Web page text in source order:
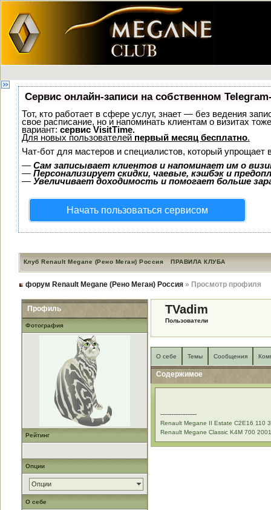
Сервис онлайн-записи на собственном
Тот, кто работает в сфере услуг, знает — без ведения
свое расписание, но и напоминать клиентам о визитах
вариант: сервис VisitTime.
Для новых пользователей первый месяц бесплатно.
Чат-бот для мастеров и специалистов, который упрощает
— Сам записывает клиентов и напоминает им о
— Персонализирует скидки, чаевые, кэшбэк и
— Увеличивает доходимость и помогает больше
Начать пользоваться сервисом
Клуб Renault Megane (Рено Меган) Россия ПРАВИЛА КЛУБА
форум Renault Megane (Рено Меган) Россия» Просмотр профиля
Профиль
Фотография
Рейтинг
Опции
Опции
О себе
TVadim
Пользователи
О себе Темы Сообщения
Содержимое
--------------------
Renault Megane II Estate C2E16 110
Renault Megane Classic K4M 700